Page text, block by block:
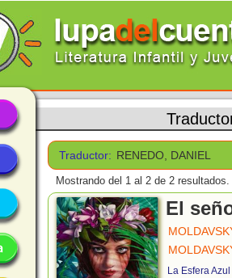
Traductor: RENEDO, DANIEL
Mostrando del 1 al 2 de 2 resultados.
El
La Esfera Azul